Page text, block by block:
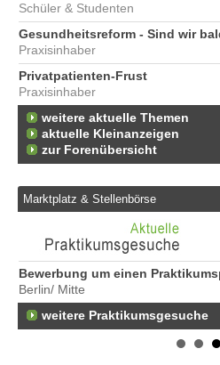
Schüler & Studenten
Gesundheitsreform - Sind wir
Praxisinhaber
Privatpatienten-Frust
Praxisinhaber
weitere aktuelle Themen
aktuelle Kleinanzeigen
zur Forenübersicht
Marktplatz & Stellenbörse
Bewerbung um einen
Berlin/ Mitte
weitere Praktikumsgesuche